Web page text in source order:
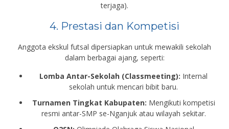
terjaga).
4. Prestasi dan Kompetisi
Anggota ekskul futsal dipersiapkan untuk mewakili sekolah
dalam berbagai ajang, seperti:
Lomba Antar-Sekolah (Classmeeting): Internal
sekolah untuk mencari bibit baru.
Turnamen Tingkat Kabupaten: Mengikuti kompetisi
resmi antar-SMP se-Nganjuk atau wilayah sekitar.